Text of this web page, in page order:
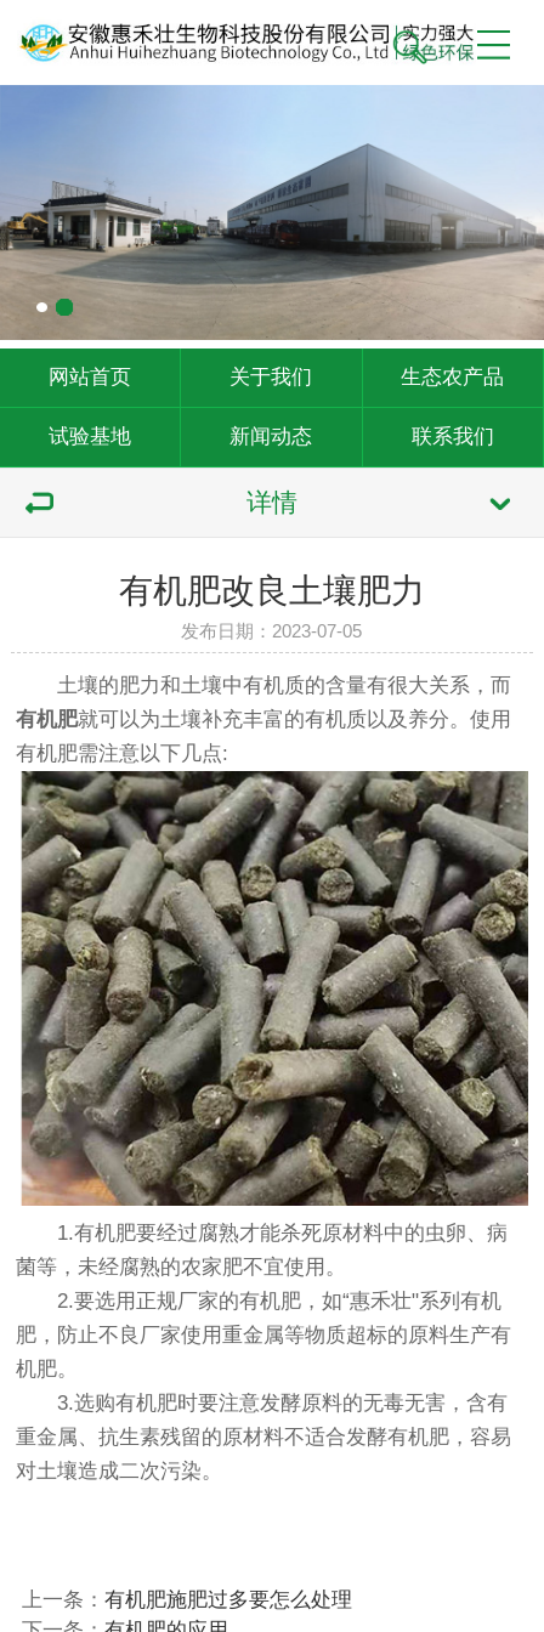
网站首页 关于我们 生态农产品
试验基地 新闻动态 联系我们
详情
有机肥改良土壤肥力
发布日期：2023-07-05
土壤的肥力和土壤中有机质的含量有很大关系，而
有机肥就可以为土壤补充丰富的有机质以及养分。使用
有机肥需注意以下几点:
1.有机肥要经过腐熟才能杀死原材料中的虫卵、病
菌等，未经腐熟的农家肥不宜使用。
2.要选用正规厂家的有机肥，如“惠禾壮"系列有机
肥，防止不良厂家使用重金属等物质超标的原料生产有
机肥。
3.选购有机肥时要注意发酵原料的无毒无害，含有
重金属、抗生素残留的原材料不适合发酵有机肥，容易
对土壤造成二次污染。
上一条： 有机肥施肥过多要怎么处理